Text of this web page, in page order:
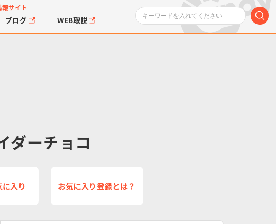
サイト
ガンダムシリーズ
にふぉるめーしょん＆
スクエアシール
ブログ WEB取説
ダーチョコ
に入り お気に入り登録とは？